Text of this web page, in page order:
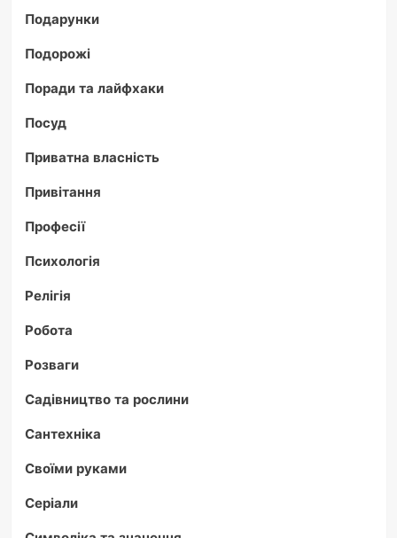
Подарунки
Подорожі
Поради та лайфхаки
Посуд
Приватна власність
Привітання
Професії
Психологія
Релігія
Робота
Розваги
Садівництво та рослини
Сантехніка
Своїми руками
Серіали